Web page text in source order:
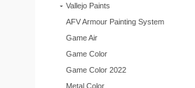
Vallejo Paints
AFV Armour Painting System
Game Air
Game Color
Game Color 2022
Metal Color